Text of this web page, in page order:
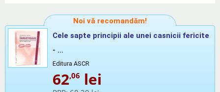
Noi vă recomandăm!
Cele sapte principii ale unei casnicii fericite
- ...
Editura ASCR
62,06 lei